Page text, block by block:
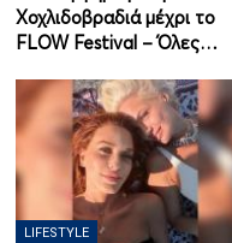
Χοχλιδοβραδιά μέχρι το
FLOW Festival – Όλες…
LIFESTYLE